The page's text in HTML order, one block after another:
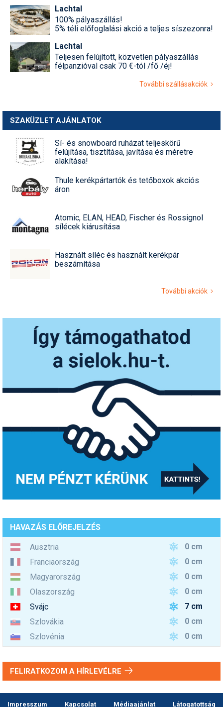
Lachtal
100% pályaszállás!
5% téli előfoglalási akció a teljes síszezonra!
Lachtal
Teljesen felújított, közvetlen pályaszállás
félpanzióval csak 70 €-tól /fő /éj!
További szállásakciók
SZAKÜZLET AJÁNLATOK
Sí- és snowboard ruházat teljeskörű
felújítása, tisztítása, javítása és méretre
alakítása!
Thule kerékpártartók és tetőboxok akciós
áron
Atomic, ELAN, HEAD, Fischer és Rossignol
sílécek kiárusítása
Használt síléc és használt kerékpár
beszámítása
További akciók
HAVAZÁS ELŐREJELZÉS
Ausztria
0 cm
Franciaország
0 cm
Magyarország
0 cm
Olaszország
0 cm
Svájc
7 cm
Szlovákia
0 cm
Szlovénia
0 cm
FELIRATKOZOM A HÍRLEVÉLRE
Impresszum Kapcsolat Médiaajánlat Látogatottság